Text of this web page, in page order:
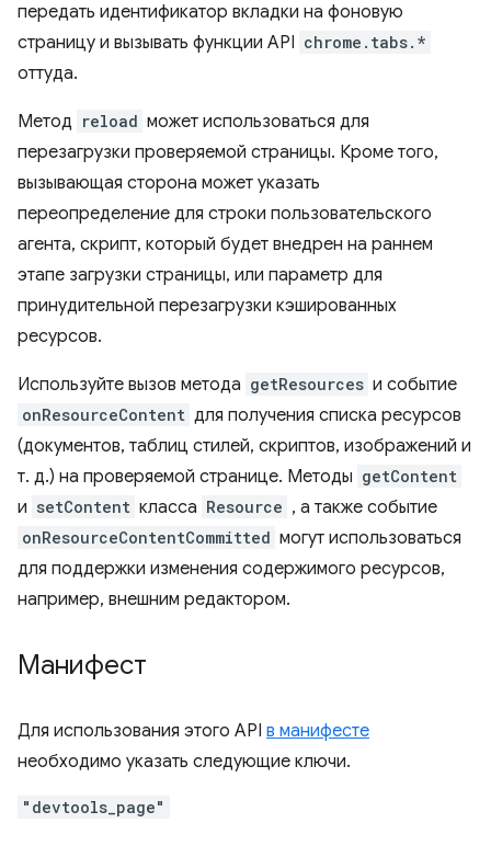
передать идентификатор вкладки на фоновую
страницу и вызывать функции API chrome.tabs.*
оттуда.
Метод reload может использоваться для
перезагрузки проверяемой страницы. Кроме того,
вызывающая сторона может указать
переопределение для строки пользовательского
агента, скрипт, который будет внедрен на раннем
этапе загрузки страницы, или параметр для
принудительной перезагрузки кэшированных
ресурсов.
Используйте вызов метода getResources и событие
onResourceContent для получения списка ресурсов
(документов, таблиц стилей, скриптов, изображений и
т. д.) на проверяемой странице. Методы getContent
и setContent класса Resource , а также событие
onResourceContentCommitted могут использоваться
для поддержки изменения содержимого ресурсов,
например, внешним редактором.
Манифест
Для использования этого API в манифесте
необходимо указать следующие ключи.
"devtools_page"